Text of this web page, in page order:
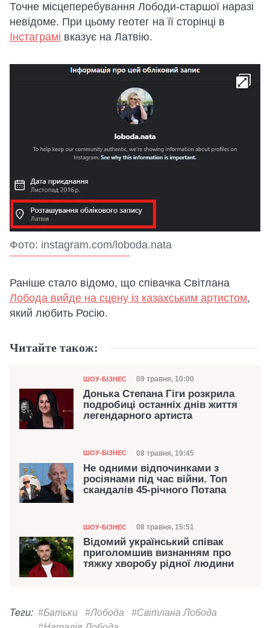
Точне місцеперебування Лободи-старшої наразі
невідоме. При цьому геотег на її сторінці в
Інстаграмі вказує на Латвію.
Фото: instagram.com/loboda.nata
Раніше стало відомо, що співачка Світлана
Лобода вийде на сцену із казахським артистом,
який любить Росію.
Читайте також:
Категорія
ШОУ-БІЗНЕС Дата публікації
09 травня, 10:00
Донька Степана Гіги розкрила
подробиці останніх днів життя
легендарного артиста
Категорія
ШОУ-БІЗНЕС Дата публікації
08 травня, 19:45
Не одними відпочинками з
росіянами під час війни. Топ
скандалів 45-річного Потапа
Категорія
ШОУ-БІЗНЕС Дата публікації
08 травня, 15:51
Відомий український співак
приголомшив визнанням про
тяжку хворобу рідної людини
Теги: #Батьки #Лобода
#Світлана Лобода